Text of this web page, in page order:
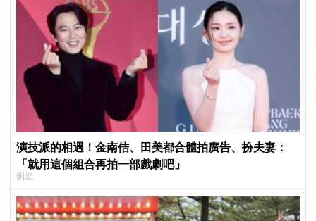
演技派的相遇！金南佶、田美都合體拍廣告、扮夫妻：
「就用這個組合再拍一部戲劇吧」
明星